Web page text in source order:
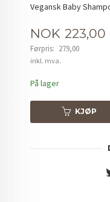
Vegansk Baby
Tilbud
NOK 223,00
Førpris: 279,00
Rabatt
inkl. mva.
På lager
KJØP